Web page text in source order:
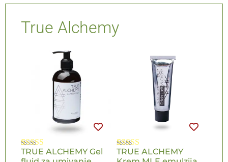
True Alchemy
Ocenjeno
1
TRUE ALCHEMY Gel
Ocenjeno
2
TRUE ALCHEMY